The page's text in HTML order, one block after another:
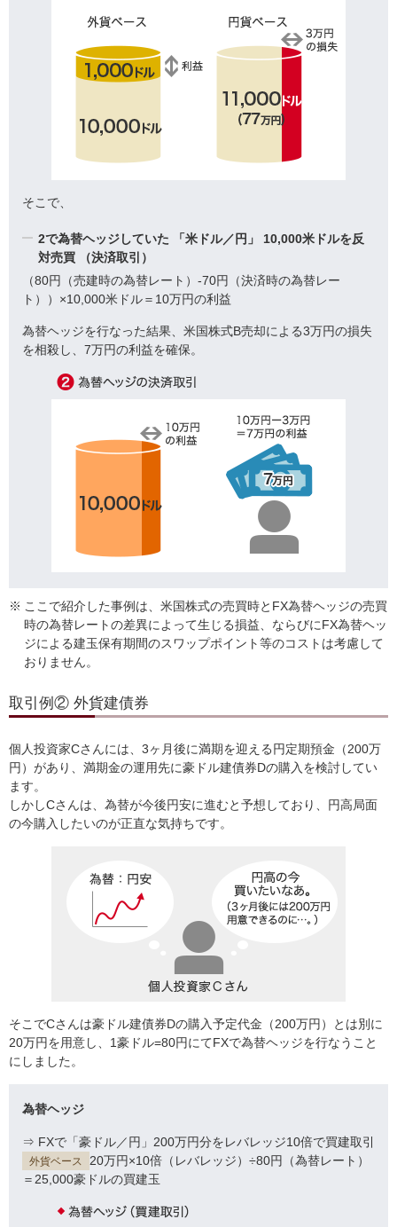
そこで、
2で為替ヘッジしていた 「米ドル／円」
10,000米ドルを反
対売買 （決済取引）
（80円（売建時の為替レート）-70円（決済時の為替レー
ト））×10,000米ドル＝10万円の利益
為替ヘッジを行なった結果、米国株式B売却による3万円の損失
を相殺し、7万円の利益を確保。
※ ここで紹介した事例は、米国株式の売買時とFX為替ヘッジの売買
時の為替レートの差異によって生じる損益、ならびにFX為替ヘッ
ジによる建玉保有期間のスワップポイント等のコストは考慮して
おりません。
取引例② 外貨建債券
個人投資家Cさんには、3ヶ月後に満期を迎える円定期預金（200万
円）があり、満期金の運用先に豪ドル建債券Dの購入を検討してい
ます。
しかしCさんは、為替が今後円安に進むと予想しており、円高局面
の今購入したいのが正直な気持ちです。
そこでCさんは豪ドル建債券Dの購入予定代金（200万円）とは別に
20万円を用意し、1豪ドル=80円にてFXで為替ヘッジを行なうこと
にしました。
為替ヘッジ
⇒ FXで「豪ドル／円」200万円分をレバレッジ10倍で買建取引
外貨ベース
20万円×10倍（レバレッジ）÷80円（為替レート）
＝25,000豪ドルの買建玉